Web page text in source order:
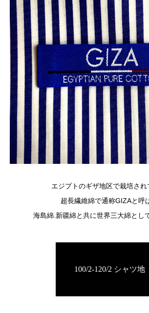
エジプトのギザ地区で栽培され
超長繊維綿で通称GIZAと呼
海島綿.新疆綿と共に世界三大綿とし
100/2-120/2 シャツ地